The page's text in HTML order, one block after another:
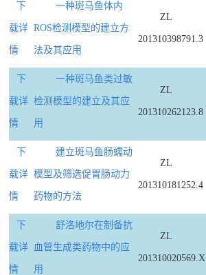
下
载详
情
一种斑马鱼体内
ROS检测模型的建立方
法及其应用
ZL
201310398791.3
下
载详
情
一种斑马鱼类过敏
检测模型的建立及其应
用
ZL
201310262123.8
下
载详
情
建立斑马鱼肠蠕动
模型及筛选促胃肠动力
药物的方法
ZL
201310181252.4
下
载详
情
舒洛地尔在制备抗
血管生成类药物中的应
用
ZL
201310020569.X